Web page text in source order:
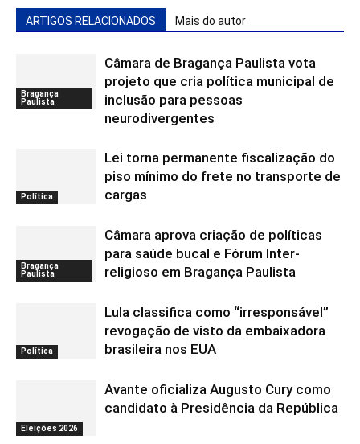
ARTIGOS RELACIONADOS Mais do autor
Bragança
Paulista
Câmara de Bragança Paulista vota
projeto que cria política municipal de
inclusão para pessoas
neurodivergentes
Política
Lei torna permanente fiscalização do
piso mínimo do frete no transporte de
cargas
Bragança
Paulista
Câmara aprova criação de políticas
para saúde bucal e Fórum Inter-
religioso em Bragança Paulista
Política
Lula classifica como “irresponsável”
revogação de visto da embaixadora
brasileira nos EUA
Eleições 2026
Avante oficializa Augusto Cury como
candidato à Presidência da República